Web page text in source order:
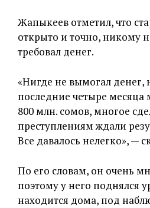
Жапыкеев отметил, что
открыто и точно, никому
требовал денег.
«Нигде не вымогал денег,
последние четыре месяца
800 млн. сомов, многое
преступлениям ждали
Все давалось нелегко», —
По его словам, он очень
поэтому у него поднялся
находится дома, под